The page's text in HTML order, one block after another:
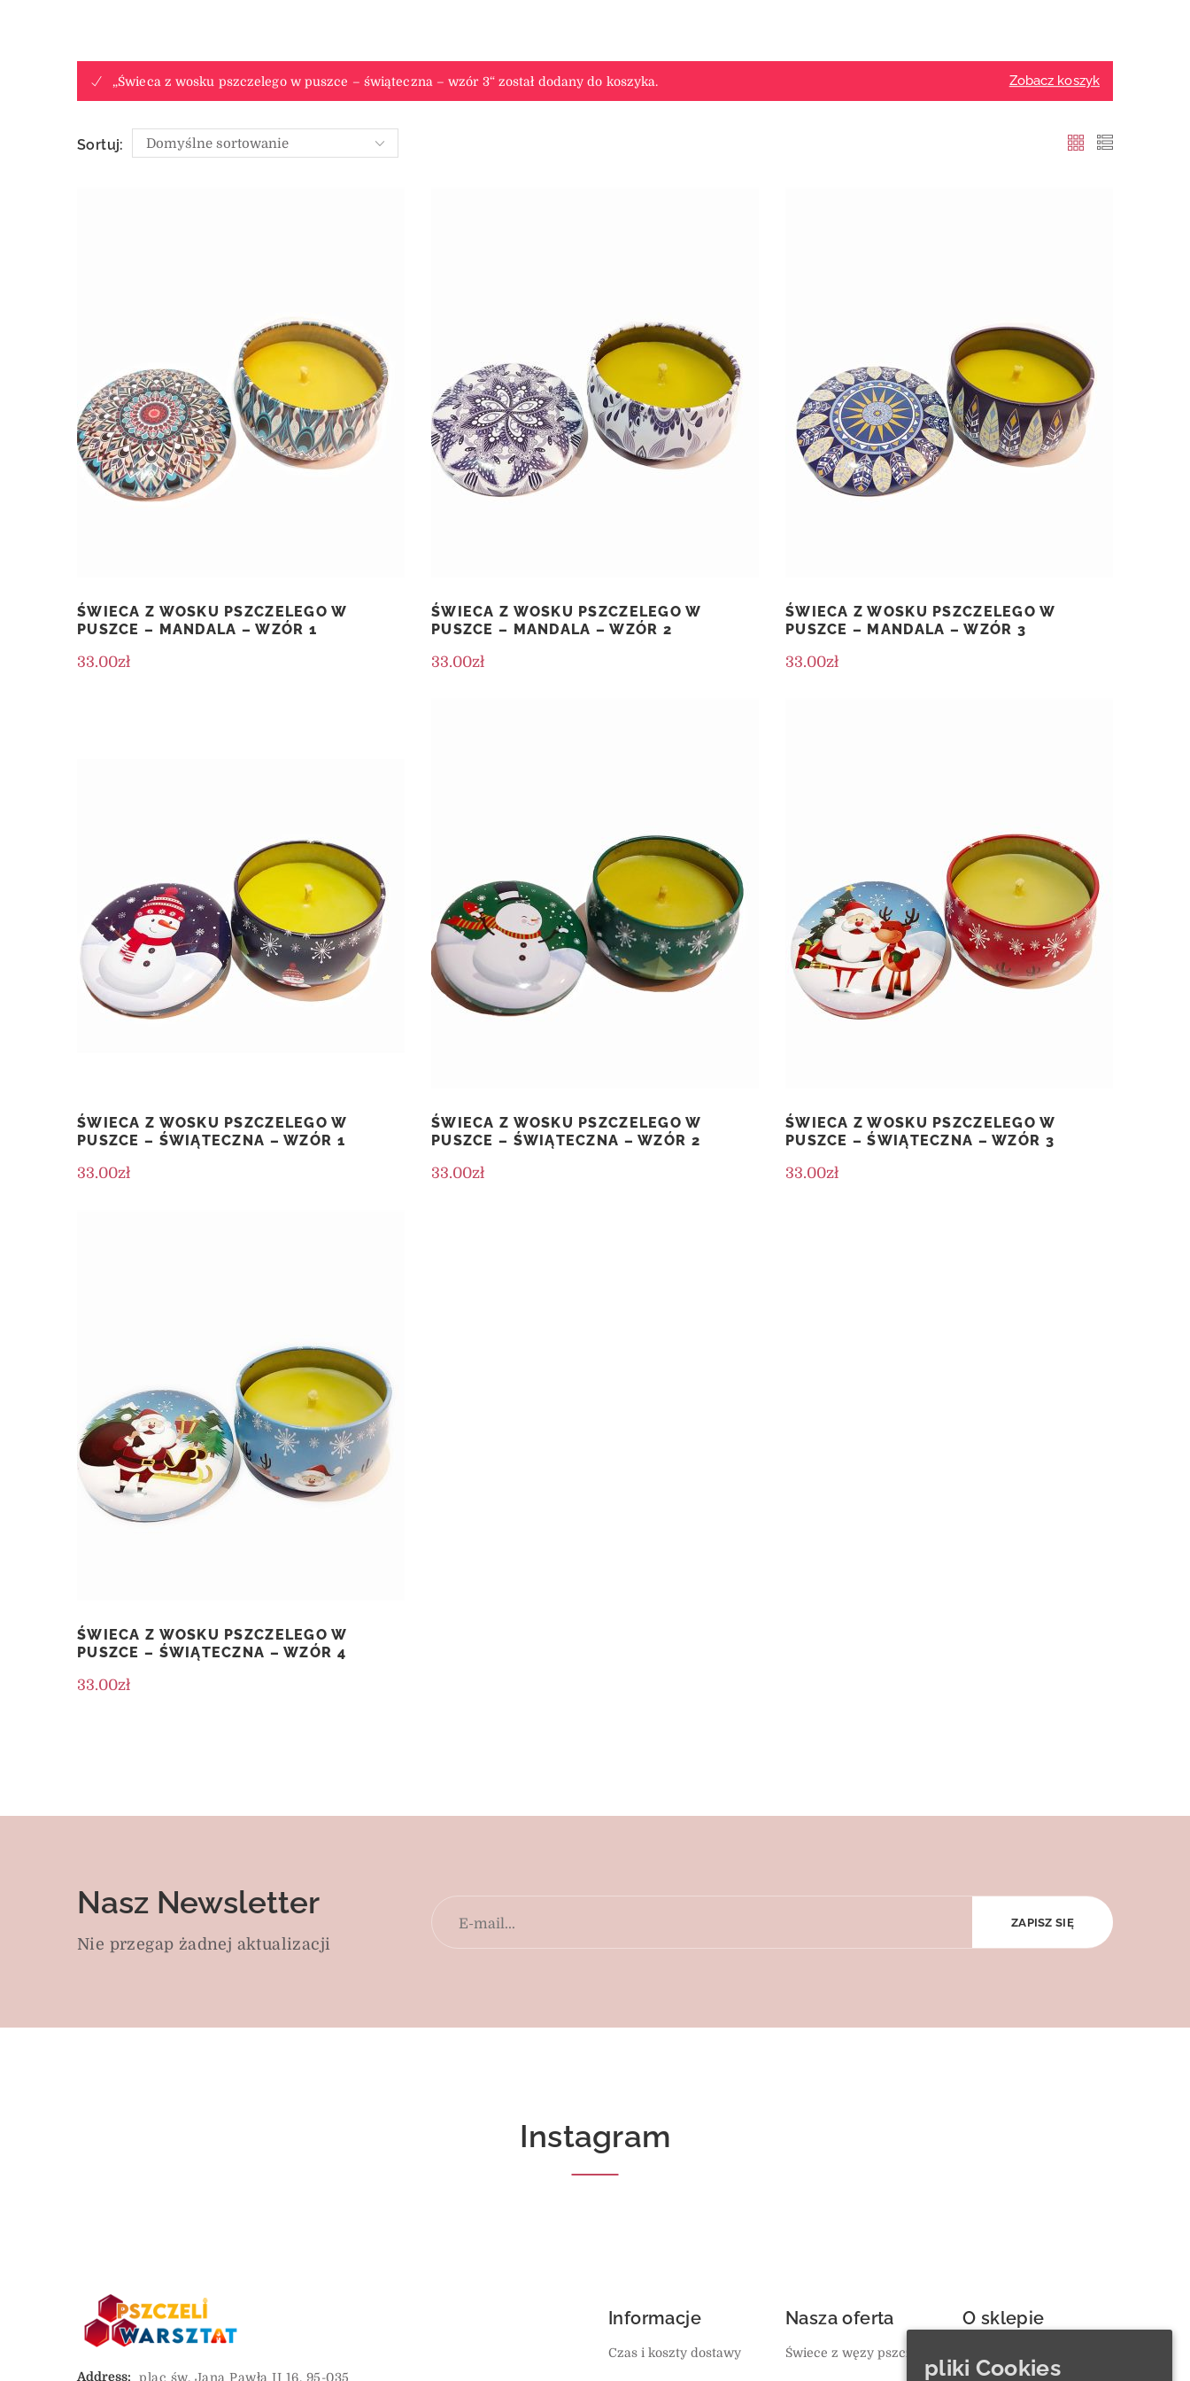
Zobacz koszyk
„Świeca z wosku pszczelego w puszce – świąteczna – wzór 3“ został dodany do koszyka.
Sortuj:
ŚWIECA Z WOSKU PSZCZELEGO W
PUSZCE – MANDALA – WZÓR 1
33.00zł
ŚWIECA Z WOSKU PSZCZELEGO W
PUSZCE – MANDALA – WZÓR 2
33.00zł
ŚWIECA Z WOSKU PSZCZELEGO W
PUSZCE – MANDALA – WZÓR 3
33.00zł
ŚWIECA Z WOSKU PSZCZELEGO W
PUSZCE – ŚWIĄTECZNA – WZÓR 1
33.00zł
ŚWIECA Z WOSKU PSZCZELEGO W
PUSZCE – ŚWIĄTECZNA – WZÓR 2
33.00zł
ŚWIECA Z WOSKU PSZCZELEGO W
PUSZCE – ŚWIĄTECZNA – WZÓR 3
33.00zł
ŚWIECA Z WOSKU PSZCZELEGO W
PUSZCE – ŚWIĄTECZNA – WZÓR 4
33.00zł
Nasz Newsletter
Nie przegap żadnej aktualizacji
Instagram
Address: plac św. Jana Pawła II 16, 95-035
Informacje
Czas i koszty dostawy
Nasza oferta
Świece z węzy pszczelej
O sklepie
pliki Cookies